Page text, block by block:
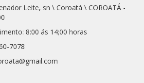
Leite, sn \ Coroatá \ COROATÁ -
8:00 ás 14;00 horas
7078